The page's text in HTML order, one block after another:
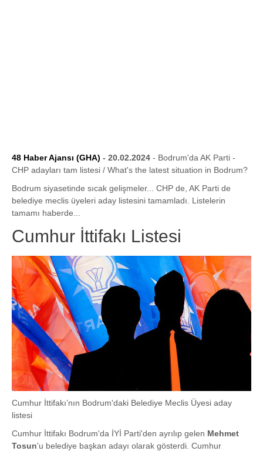
48 Haber Ajansı (GHA) - 20.02.2024 - Bodrum'da AK Parti -
CHP adayları tam listesi / What's the latest situation in Bodrum?
Bodrum siyasetinde sıcak gelişmeler... CHP de, AK Parti de
belediye meclis üyeleri aday listesini tamamladı. Listelerin
tamamı haberde...
Cumhur İttifakı Listesi
Cumhur İttifakı’nın Bodrum'daki Belediye Meclis Üyesi aday
listesi
Cumhur İttifakı Bodrum'da İYİ Parti'den ayrılıp gelen Mehmet
Tosun'u belediye başkan adayı olarak gösterdi. Cumhur